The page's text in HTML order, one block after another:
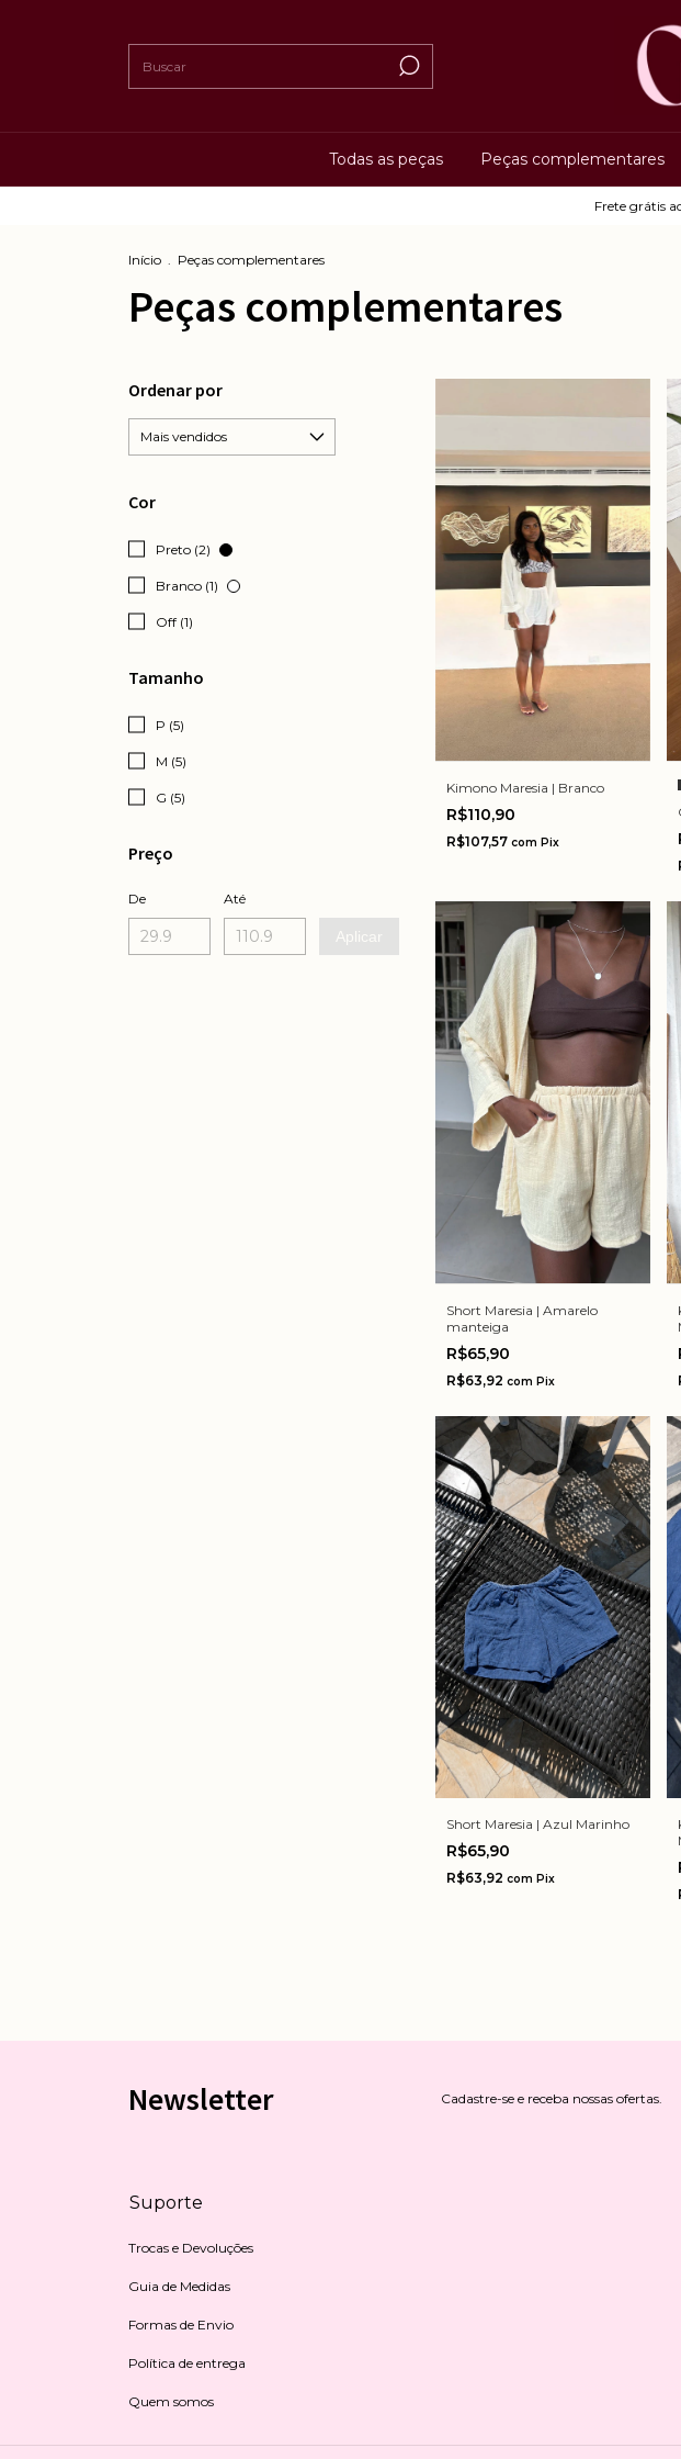
Todas as peças Peças complementares
Frete grátis
Início . Peças complementares
Peças complementares
Ordenar por
Cor
Preto (2)
Branco (1)
Off (1)
Tamanho
P (5)
M (5)
G (5)
Preço
De Até
Aplicar
Kimono Maresia | Branco
R$110,90
R$107,57 com Pix
Short Maresia | Amarelo
manteiga
R$65,90
R$63,92 com Pix
Short Maresia | Azul Marinho
R$65,90
R$63,92 com Pix
Newsletter Cadastre-se e receba nossas ofertas.
Suporte
Trocas e Devoluções
Guia de Medidas
Formas de Envio
Política de entrega
Quem somos